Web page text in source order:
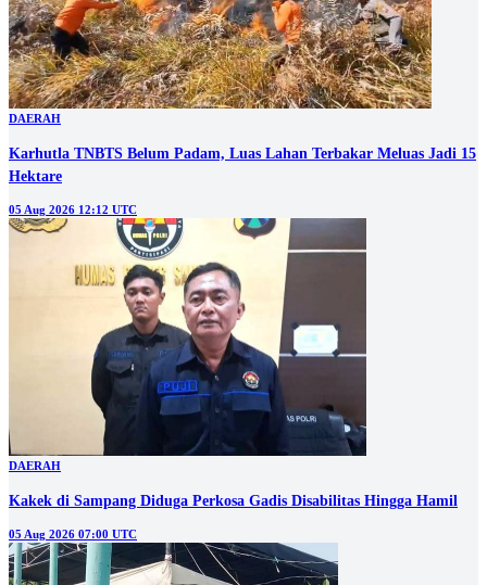
DAERAH
Karhutla TNBTS Belum Padam, Luas Lahan Terbakar Meluas Jadi 15
Hektare
05 Aug 2026 12:12 UTC
DAERAH
Kakek di Sampang Diduga Perkosa Gadis Disabilitas Hingga Hamil
05 Aug 2026 07:00 UTC